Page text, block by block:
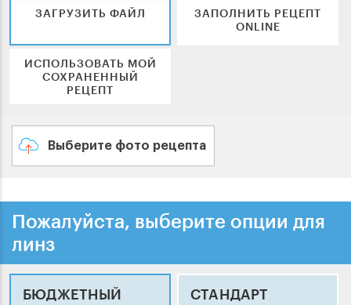
ЗАГРУЗИТЬ ФАЙЛ
ЗАПОЛНИТЬ РЕЦЕПТ
ONLINE
ИСПОЛЬЗОВАТЬ МОЙ
СОХРАНЕННЫЙ
РЕЦЕПТ
Выберите фото рецепта
Пожалуйста, выберите опции для
линз
БЮДЖЕТНЫЙ СТАНДАРТ